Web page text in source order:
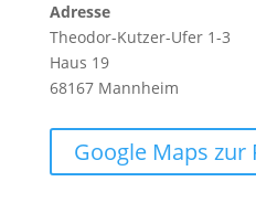
Adresse
Theodor-Kutzer-Ufer 1-3
Haus 19
68167 Mannheim
Google Maps zur